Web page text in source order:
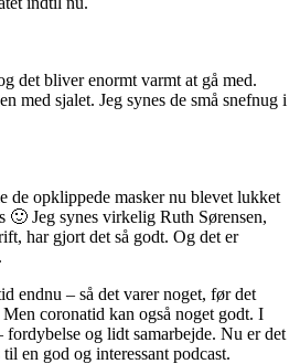
det bliver enormt varmt at gå med.
med sjalet. Jeg synes de små snefnug i
de opklippede masker nu blevet lukket
🙂 Jeg synes virkelig Ruth Sørensen,
har gjort det så godt. Og det er
endnu – så det varer noget, før det
coronatid kan også noget godt. I
fordybelse og lidt samarbejde. Nu er det
en god og interessant podcast.